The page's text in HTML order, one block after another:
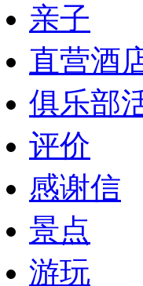
亲子
直营酒
俱乐部
评价
感谢信
景点
游玩